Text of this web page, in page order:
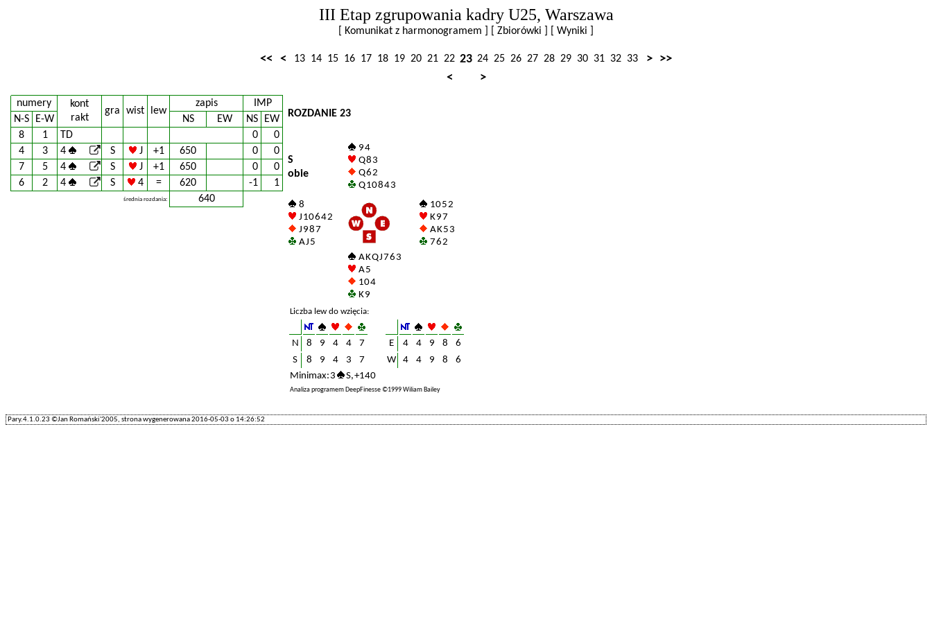
III Etap zgrupowania kadry U25, Warszawa
[ Komunikat z harmonogramem ] [ Zbiorówki ] [ Wyniki ]
<< < 13 14 15 16 17 18 19 20 21 22 23 24 25 26 27 28 29 30 31 32 33 > >>
<
>
numery
kont
rakt
gra wist lew
zapis
IMP
N-S
E-W NS EW NS
EW
8
1 TD 0
0
4
3 4 S J +1 650 0
0
7
5 4 S J +1 650 0
0
6
2 4 S 4 = 620 -1 1
średnia rozdania: 640
ROZDANIE 23
S
obie
9 4
Q 8 3
Q 6 2
Q 10 8 4 3
8
J 10 6 4 2
J 9 8 7
A J 5
10 5 2
K 9 7
A K 5 3
7 6 2
A K Q J 7 6 3
A 5
10 4
K 9
Liczba lew do wzięcia:
N 8 9 4 4 7 E 4 4 9 8
6
S
8 9 4 3 7 W 4 4 9 8
6
Minimax: 3
S, +140
Analiza programem DeepFinesse ©1999 Wiliam Bailey
Pary.4.1.0.23 ©Jan Romański'2005, strona wygenerowana 2016-05-03 o 14:26:52